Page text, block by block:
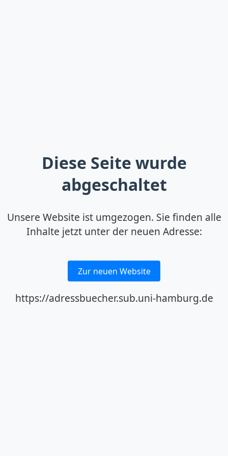
Diese Seite wurde
abgeschaltet
Unsere Website ist umgezogen. Sie finden alle
Inhalte jetzt unter der neuen Adresse:
Zur neuen Website
https://adressbuecher.sub.uni-hamburg.de